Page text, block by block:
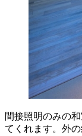
間接照明のみの
てくれます。外